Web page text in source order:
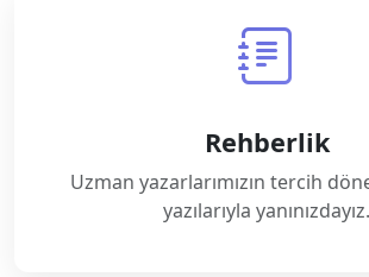
Rehberlik
Uzman yazarlarımızın tercih
yazılarıyla yanınızdayız.